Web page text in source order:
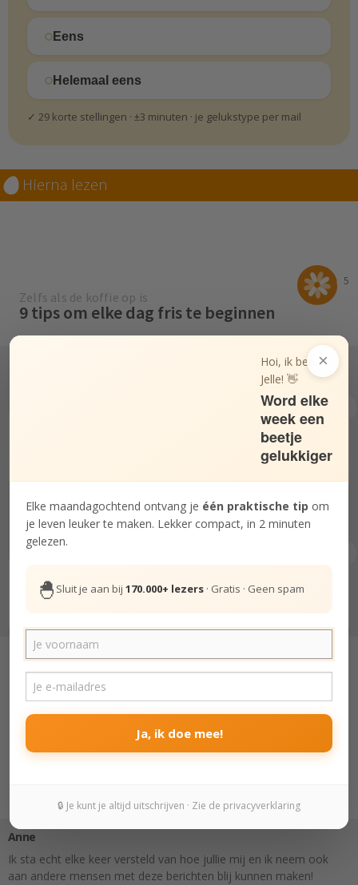
Eens
Helemaal eens
✓ 29 korte stellingen · ±3 minuten · je gelukstype per mail
Hierna lezen
5
Zelfs als de koffie op is
9 tips om elke dag fris te beginnen
Beginnen met mindfulness - 6 tips om
Beginnen met vervelend of moeilijk
werk - 6 tips
vertel het verder:
Reacties
Anne
Ik sta echt elke keer versteld van hoe jullie mij en ik neem ook
aan andere mensen met deze berichten blij kunnen maken!
×
Hoi, ik ben
Jelle! 👋
Word elke
week een
beetje
gelukkiger
Elke maandagochtend ontvang je één praktische tip om
je leven leuker te maken. Lekker compact, in 2 minuten
gelezen.
🐣 Sluit je aan bij 170.000+ lezers · Gratis · Geen spam
Ja, ik doe mee!
🔒 Je kunt je altijd uitschrijven · Zie de privacyverklaring